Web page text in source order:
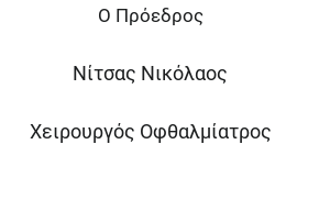
Ο Πρόεδρος
Νίτσας Νικόλαος
Χειρουργός Οφθαλμίατρος